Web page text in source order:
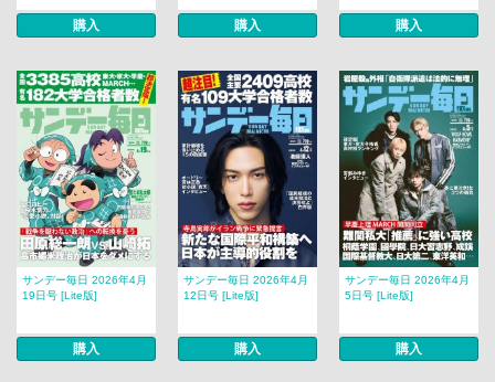
購入 購入 購入
サンデー毎日 2026年4月
19日号 [Lite版]
購入
サンデー毎日 2026年4月
12日号 [Lite版]
購入
サンデー毎日 2026年4月
5日号 [Lite版]
購入